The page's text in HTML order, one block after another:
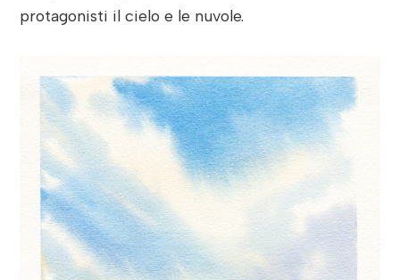
protagonisti il cielo e le nuvole.